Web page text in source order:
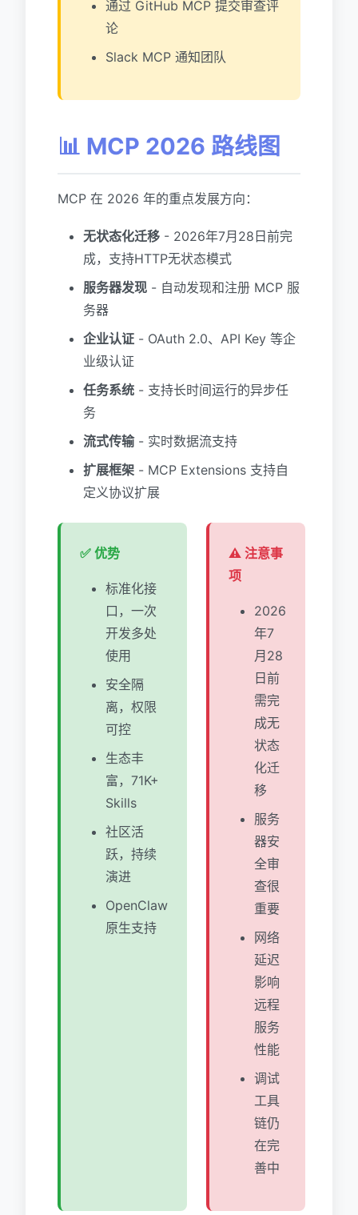
通过 GitHub MCP 提交审查评
论
Slack MCP 通知团队
📊 MCP 2026 路线图
MCP 在 2026 年的重点发展方向：
无状态化迁移 - 2026年7月28日前完
成，支持HTTP无状态模式
服务器发现 - 自动发现和注册 MCP 服
务器
企业认证 - OAuth 2.0、API Key 等企
业级认证
任务系统 - 支持长时间运行的异步任
务
流式传输- 实时数据流支持
扩展框架 - MCP Extensions 支持自
定义协议扩展
✅ 优势
标准化接
口，一次
开发多处
使用
安全隔
离，权限
可控
生态丰
富，71K+
Skills
社区活
跃，持续
演进
OpenClaw
原生支持
⚠️ 注意事
项
2026
年7
月28
日前
需完
成无
状态
化迁
移
服务
器安
全审
查很
重要
网络
延迟
影响
远程
服务
性能
调试
工具
链仍
在完
善中